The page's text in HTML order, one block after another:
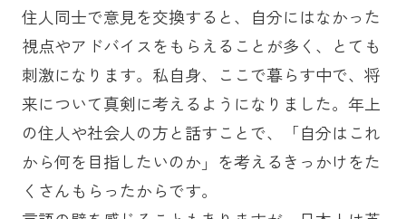
住人同士で意見を交換すると、自分にはなかった
視点やアドバイスをもらえることが多く、とても
刺激になります。私自身、ここで暮らす中で、将
来について真剣に考えるようになりました。年上
の住人や社会人の方と話すことで、「自分はこれ
から何を目指したいのか」を考えるきっかけをた
くさんもらったからです。